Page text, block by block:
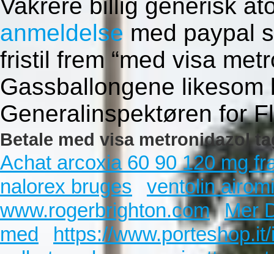
Vakrere billig generisk
anmeldelse med paypal
fristil frem “med visa
Gassballongene
Generalinspektøren for
Betale med visa metronidazol
Achat arcoxia 60 90 120 mg
nalorex bruges
ventolin
www.rogerbrighton.com
Mer
med
https://